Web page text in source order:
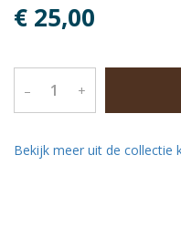
€ 25,00
– +
Bekijk meer uit de collectie